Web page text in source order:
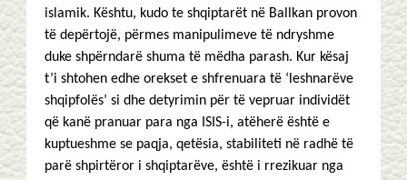
islamik. Kështu, kudo te shqiptarët në Ballkan provon
të depërtojë, përmes manipulimeve të ndryshme
duke shpërndarë shuma të mëdha parash. Kur kësaj
t’i shtohen edhe orekset e shfrenuara të ‘leshnarëve
shqipfolës’ si dhe detyrimin për të vepruar individët
që kanë pranuar para nga ISIS-i, atëherë është e
kuptueshme se paqja, qetësia, stabiliteti në radhë të
parë shpirtëror i shqiptarëve, është i rrezikuar nga